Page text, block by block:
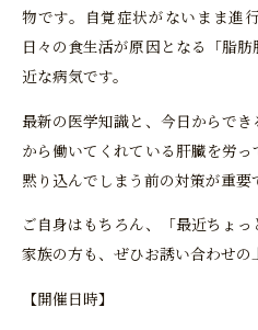
物です。自覚症状がないまま進
日々の食生活が原因となる「脂
近な病気です。
最新の医学知識と、今日からで
から働いてくれている肝臓を労
黙り込んでしまう前の対策が重要
ご自身はもちろん、「最近ちょ
家族の方も、ぜひお誘い合わせの
【開催日時】